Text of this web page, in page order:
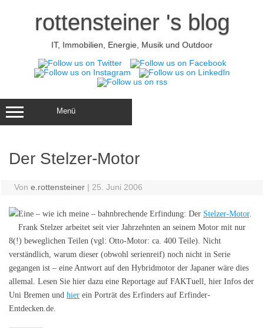
rottensteiner 's blog
IT, Immobilien, Energie, Musik und Outdoor
Menü
Der Stelzer-Motor
Vone.rottensteiner | 25. Juni 2006
Eine – wie ich meine – bahnbrechende Erfindung: Der Stelzer-Motor.
Frank Stelzer arbeitet seit vier Jahrzehnten an seinem Motor mit nur
8(!) beweglichen Teilen (vgl: Otto-Motor: ca. 400 Teile). Nicht
verständlich, warum dieser (obwohl serienreif) noch nicht in Serie
gegangen ist – eine Antwort auf den Hybridmotor der Japaner wäre dies
allemal. Lesen Sie hier dazu eine Reportage auf FAKTuell, hier Infos der
Uni Bremen und hier ein Porträt des Erfinders auf Erfinder-
Entdecken.de.